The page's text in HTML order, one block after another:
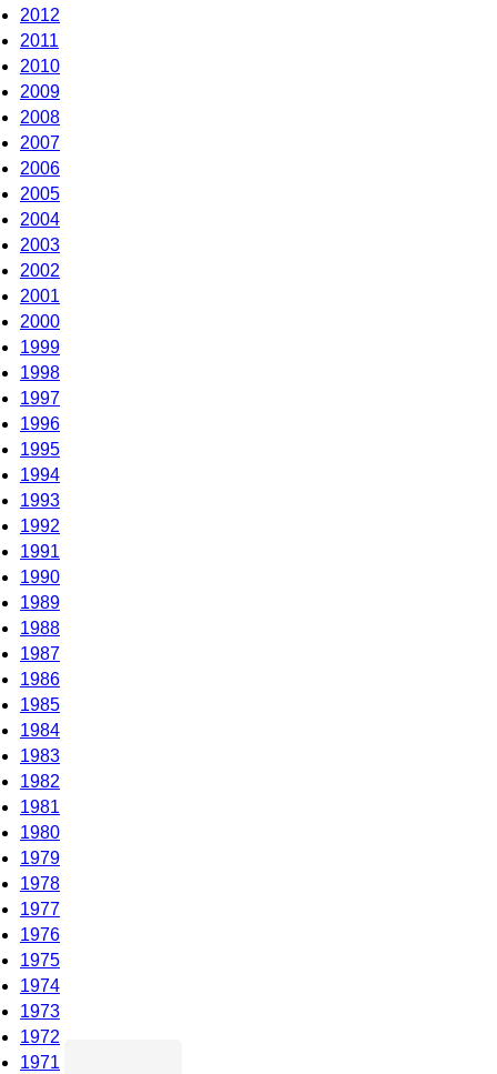
2012
2011
2010
2009
2008
2007
2006
2005
2004
2003
2002
2001
2000
1999
1998
1997
1996
1995
1994
1993
1992
1991
1990
1989
1988
1987
1986
1985
1984
1983
1982
1981
1980
1979
1978
1977
1976
1975
1974
1973
1972
1971